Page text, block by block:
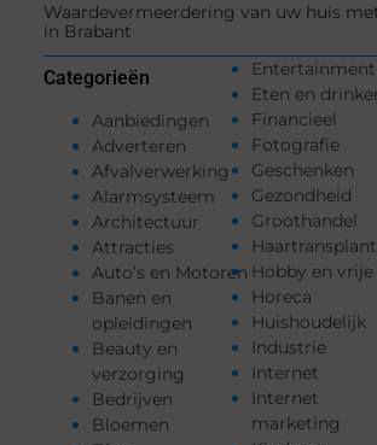
Waardevermeerdering van uw huis
in Brabant
Categorieën
Aanbiedingen
Adverteren
Afvalverwerking
Alarmsysteem
Architectuur
Attracties
Auto’s en Motoren
Banen en
opleidingen
Beauty en
verzorging
Bedrijven
Bloemen
Entertainment
Eten en
Financieel
Fotografie
Geschenken
Gezondheid
Groothandel
Hobby en
Horeca
Huishoudelijk
Industrie
Internet
Internet
marketing